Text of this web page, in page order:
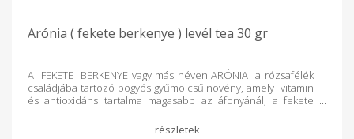
Arónia ( fekete berkenye ) levél tea 30 gr
A FEKETE BERKENYE vagy más néven ARÓNIA a rózsafélék
családjába tartozó bogyós gyűmölcsű növény, amely vitamin
és antioxidáns tartalma magasabb az áfonyánál, a fekete
koncentráltan tartalmazza mindazokat a jótulajdonságokat,